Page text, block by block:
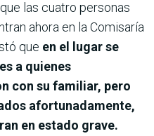
las cuatro personas
ahora en la Comisaría
que en el lugar se
a quienes
con su familiar, pero
afortunadamente,
en estado grave.